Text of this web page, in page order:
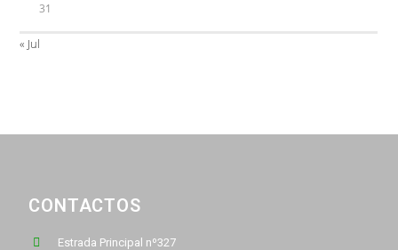
31
« Jul
CONTACTOS
Estrada Principal nº327